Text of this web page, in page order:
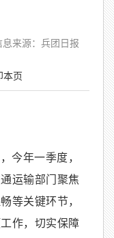
息来源：​兵团日报
本页
今年一季度，
运输部门聚焦
等关键环节，
作，切实保障